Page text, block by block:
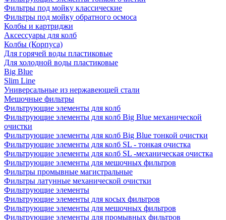
Фильтры под мойку классические
Фильтры под мойку обратного осмоса
Колбы и картриджи
Аксессуары для колб
Колбы (Корпуса)
Для горячей воды пластиковые
Для холодной воды пластиковые
Big Blue
Slim Line
Универсальные из нержавеющей стали
Мешочные фильтры
Фильтрующие элементы для колб
Фильтрующие элементы для колб Big Blue механической
очистки
Фильтрующие элементы для колб Big Blue тонкой очистки
Фильтрующие элементы для колб SL - тонкая очистка
Фильтрующие элементы для колб SL -механическая очистка
Фильтрующие элементы для мешочных фильтров
Фильтры промывные магистральные
Фильтры латунные механической очистки
Фильтрующие элементы
Фильтрующие элементы для косых фильтров
Фильтрующие элементы для мешочных фильтров
Фильтрующие элементы для промывных фильтров